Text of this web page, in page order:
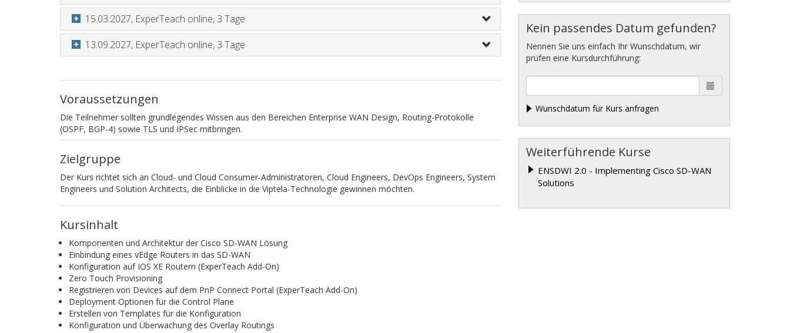
15.03.2027, ExperTeach online, 3 Tage
13.09.2027, ExperTeach online, 3 Tage
Voraussetzungen
Die Teilnehmer sollten grundlegendes Wissen aus den Bereichen Enterprise WAN Design, Routing-Protokolle
(OSPF, BGP-4) sowie TLS und IPSec mitbringen.
Zielgruppe
Der Kurs richtet sich an Cloud- und Cloud Consumer-Administratoren, Cloud Engineers, DevOps Engineers, System
Engineers und Solution Architects, die Einblicke in die Viptela-Technologie gewinnen möchten.
Kursinhalt
Komponenten und Architektur der Cisco SD-WAN Lösung
Einbindung eines vEdge Routers in das SD-WAN
Konfiguration auf IOS XE Routern (ExperTeach Add-On)
Zero Touch Provisioning
Registrieren von Devices auf dem PnP Connect Portal (ExperTeach Add-On)
Deployment Optionen für die Control Plane
Erstellen von Templates für die Konfiguration
Konfiguration und Überwachung des Overlay Routings
Kein passendes Datum gefunden?
Nennen Sie uns einfach Ihr Wunschdatum, wir
prüfen eine Kursdurchführung:
Wunschdatum für Kurs anfragen
Weiterführende Kurse
ENSDWI 2.0 - Implementing Cisco SD-WAN
Solutions